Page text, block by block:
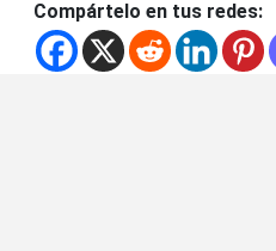
Compártelo en tus redes: